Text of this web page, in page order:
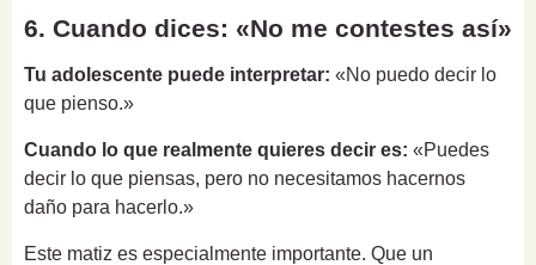
6. Cuando dices: «No me contestes así»
Tu adolescente puede interpretar: «No puedo decir lo
que pienso.»
Cuando lo que realmente quieres decir es: «Puedes
decir lo que piensas, pero no necesitamos hacernos
daño para hacerlo.»
Este matiz es especialmente importante. Que un